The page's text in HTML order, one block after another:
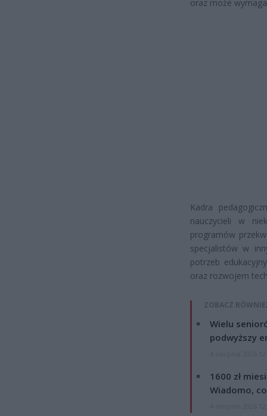
oraz może
Kadra
nauczycieli w
programów
specjalistów w
potrzeb
oraz rozwojem
ZOBACZ
Wielu
podwyższy
1600 zł
Wiadomo,